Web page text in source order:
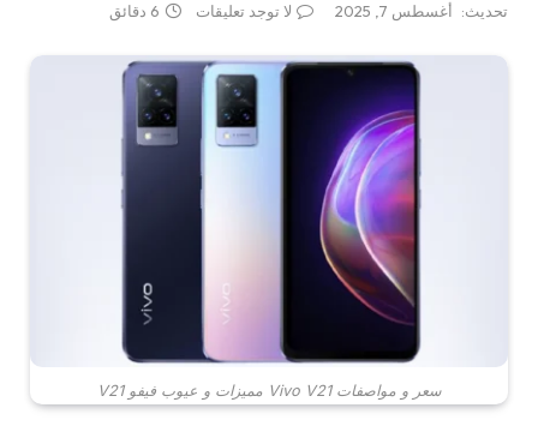
تحديث:
أغسطس 7, 2025 لا توجد تعليقات 6 دقائق
سعر و مواصفات Vivo V21 مميزات و عيوب فيفو V21